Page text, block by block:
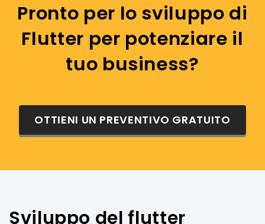
Pronto per lo sviluppo di
Flutter per potenziare il
tuo business?
OTTIENI UN PREVENTIVO GRATUITO
Sviluppo del flutter